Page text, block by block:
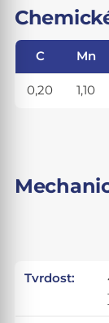
C Mn
0,20 1,10
Tvrdost: